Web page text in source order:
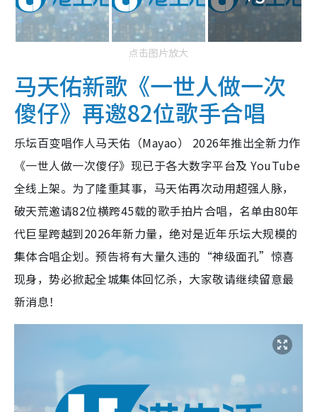
点击图片放大
马天佑新歌《一世人做一次
傻仔》再邀82位歌手合唱
乐坛百变唱作人马天佑（Mayao） 2026年推出全新力作
《一世人做一次傻仔》现已于各大数字平台及 YouTube
全线上架。为了隆重其事，马天佑再次动用超强人脉，
破天荒邀请82位横跨45载的歌手拍片合唱，名单由80年
代巨星跨越到2026年新力量，绝对是近年乐坛大规模的
集体合唱企划。预告将有大量久违的“神级面孔”惊喜
现身，势必掀起全城集体回忆杀，大家敬请继续留意最
新消息！